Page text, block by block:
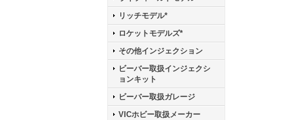
リッチモデル*
ロケットモデルズ*
その他インジェクション
ビーバー取扱インジェクシ
ョンキット
ビーバー取扱ガレージ
VICホビー取扱メーカー